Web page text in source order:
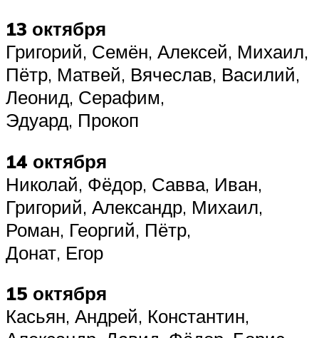
13 октября
Григорий, Семён, Алексей, Михаил,
Пётр, Матвей, Вячеслав, Василий,
Леонид, Серафим,
Эдуард, Прокоп
14 октября
Николай, Фёдор, Савва, Иван,
Григорий, Александр, Михаил,
Роман, Георгий, Пётр,
Донат, Егор
15 октября
Касьян, Андрей, Константин,